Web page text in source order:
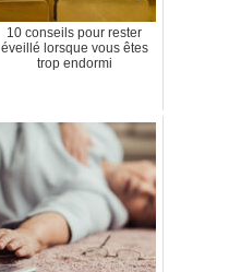
10 conseils pour rester
éveillé lorsque vous êtes
trop endormi